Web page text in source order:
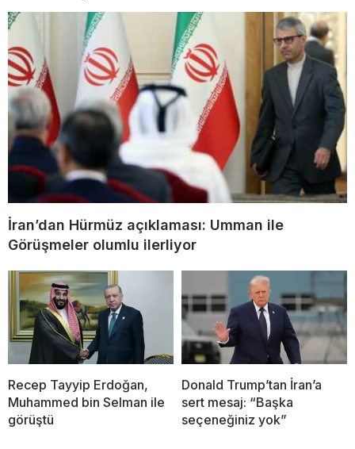
İran’dan Hürmüz açıklaması: Umman ile
Görüşmeler olumlu ilerliyor
Recep Tayyip Erdoğan,
Muhammed bin Selman ile
görüştü
Donald Trump’tan İran’a
sert mesaj: “Başka
seçeneğiniz yok”